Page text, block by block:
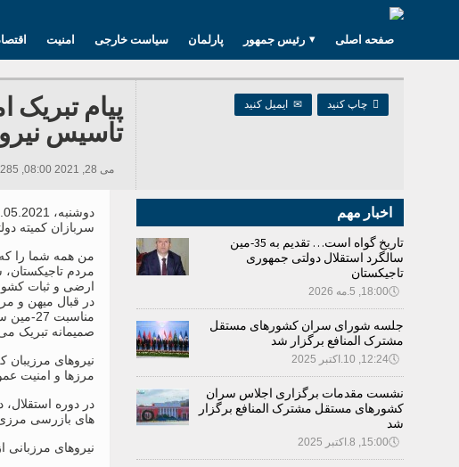
امنیت سیاست خارجی پارلمان رئیس جمهور صفحه اصلی
 چاپ کنید ✉ ایمیل کنید پیام
تاسیس
می 28, 2021 08:00, 285 بازدید ها
سربازان کمیته
من همه شما را که
مردم
ارضی و ثبات
در قبال میهن و
مناسبت
صمیمانه تبریک
نیروهای
مرزها و امنیت
در دوره
های بازرسی مرزی
نیروهای
اخبار مهم
تاریخ گواه است… تقدیم به 35-مین
سالگرد استقلال دولتی جمهوری
تاجیکستان
🕔18:00, 5.مه 2026
جلسه شورای سران کشورهای مستقل
مشترک المنافع برگزار شد
🕔12:24, 10.اکتبر 2025
نشست مقدمات برگزاری اجلاس سران
کشورهای مستقل مشترک المنافع برگزار
شد
🕔15:00, 8.اکتبر 2025